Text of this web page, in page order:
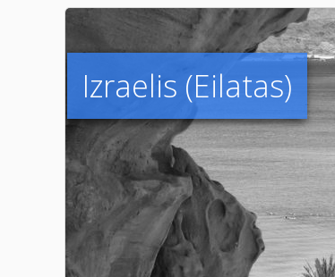
Izraelis (Eilatas)